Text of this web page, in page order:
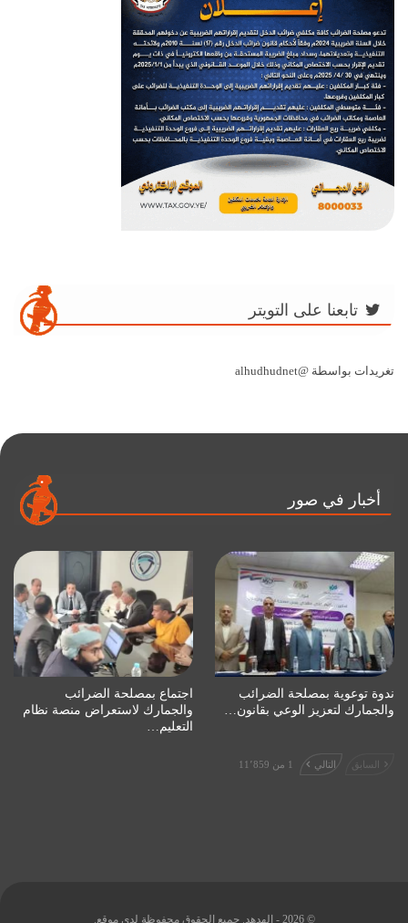
تابعنا على التويتر
تغريدات بواسطة @alhudhudnet
أخبار في صور
ندوة توعوية بمصلحة الضرائب
والجمارك لتعزيز الوعي بقانون…
اجتماع بمصلحة الضرائب
والجمارك لاستعراض منصة نظام
التعليم…
السابق التالي 1 من 11٬859
© 2026 - الهدهد. جميع الحقوق محفوظة لدى موقع.